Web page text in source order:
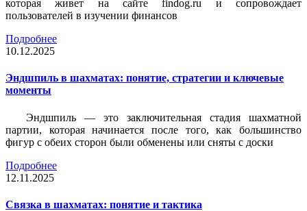
которая живет на сайте findog.ru и сопровождает
пользователей в изучении финансов
Подробнее
10.12.2025
Эндшпиль в шахматах: понятие, стратегии и ключевые
моменты
Эндшпиль — это заключительная стадия шахматной
партии, которая начинается после того, как большинство
фигур с обеих сторон были обменены или сняты с доски
Подробнее
12.11.2025
Связка в шахматах: понятие и тактика